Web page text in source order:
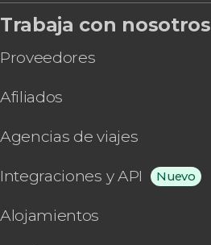
Trabaja con nosotros
Proveedores
Afiliados
Agencias de viajes
Integraciones y API Nuevo
Alojamientos